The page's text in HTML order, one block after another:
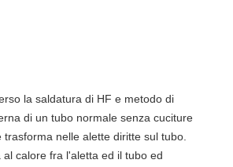
la saldatura di HF e metodo di
di un tubo normale senza cuciture
nelle alette diritte sul tubo.
calore fra l'aletta ed il tubo ed